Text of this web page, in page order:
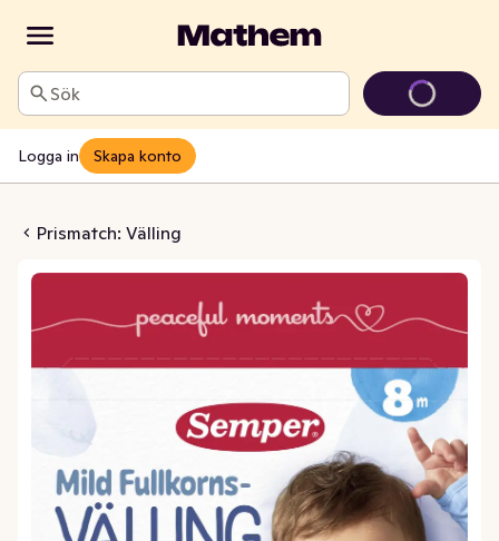
Sök
Logga in Skapa konto
Prismatch: Välling
Mild med Havre +8M